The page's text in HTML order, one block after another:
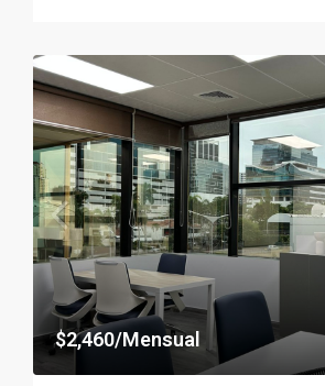
$2,460/Mensual